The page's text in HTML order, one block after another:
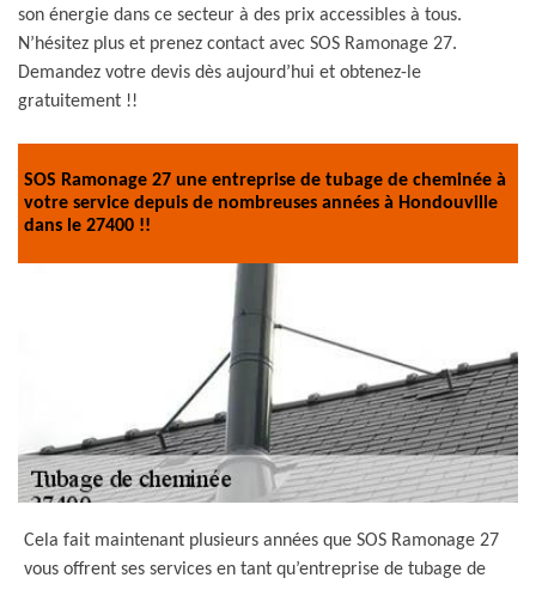
son énergie dans ce secteur à des prix accessibles à tous.
N’hésitez plus et prenez contact avec SOS Ramonage 27.
Demandez votre devis dès aujourd’hui et obtenez-le
gratuitement !!
SOS Ramonage 27 une entreprise de tubage de cheminée à
votre service depuis de nombreuses années à Hondouville
dans le 27400 !!
Cela fait maintenant plusieurs années que SOS Ramonage 27
vous offrent ses services en tant qu’entreprise de tubage de